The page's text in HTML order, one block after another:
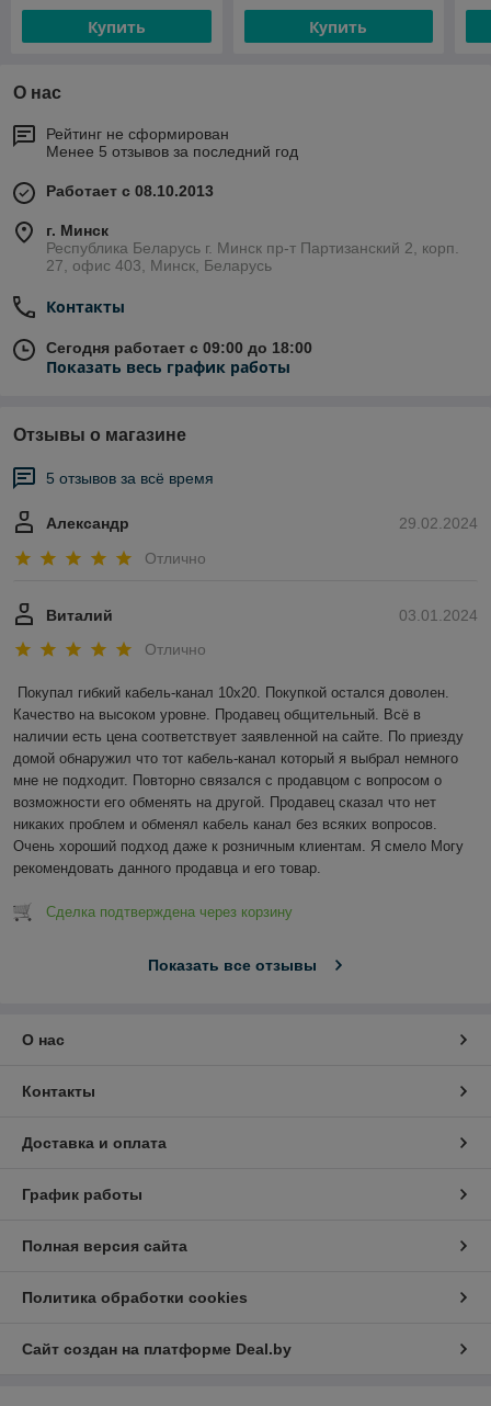
Купить Купить
О нас
Рейтинг не сформирован
Менее 5 отзывов за последний год
Работает с 08.10.2013
г. Минск
Республика Беларусь г. Минск пр-т Партизанский 2, корп.
27, офис 403, Минск, Беларусь
Контакты
Сегодня работает с 09:00 до 18:00
Показать весь график работы
Отзывы о магазине
5 отзывов за всё время
29.02.2024
Александр
Отлично
03.01.2024
Виталий
Отлично
Покупал гибкий кабель-канал 10х20. Покупкой остался доволен.
Качество на высоком уровне. Продавец общительный. Всё в
наличии есть цена соответствует заявленной на сайте. По приезду
домой обнаружил что тот кабель-канал который я выбрал немного
мне не подходит. Повторно связался с продавцом с вопросом о
возможности его обменять на другой. Продавец сказал что нет
никаких проблем и обменял кабель канал без всяких вопросов.
Очень хороший подход даже к розничным клиентам. Я смело Могу
рекомендовать данного продавца и его товар.
Сделка подтверждена через корзину
Показать все отзывы
О нас
Контакты
Доставка и оплата
График работы
Полная версия сайта
Политика обработки cookies
Сайт создан на платформе Deal.by